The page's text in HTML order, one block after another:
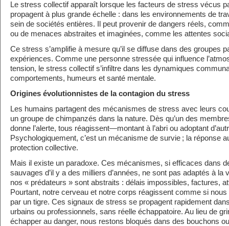
Le stress collectif apparaît lorsque les facteurs de stress vécus
propagent à plus grande échelle : dans les environnements de
sein de sociétés entières. Il peut provenir de dangers réels,
ou de menaces abstraites et imaginées, comme les attentes
Ce stress s’amplifie à mesure qu’il se diffuse dans des groupes
expériences. Comme une personne stressée qui influence
tension, le stress collectif s’infiltre dans les dynamiques
comportements, humeurs et santé mentale.
Origines évolutionnistes de la contagion du stress
Les humains partagent des mécanismes de stress avec leurs
un groupe de chimpanzés dans la nature. Dès qu’un des
donne l’alerte, tous réagissent—montant à l’abri ou adoptant
Psychologiquement, c’est un mécanisme de survie ; la réponse
protection collective.
Mais il existe un paradoxe. Ces mécanismes, si efficaces dans
sauvages d’il y a des milliers d’années, ne sont pas adaptés à la
nos « prédateurs » sont abstraits : délais impossibles, factures,
Pourtant, notre cerveau et notre corps réagissent comme si
par un tigre. Ces signaux de stress se propagent rapidement
urbains ou professionnels, sans réelle échappatoire. Au lieu de
échapper au danger, nous restons bloqués dans des bouchons